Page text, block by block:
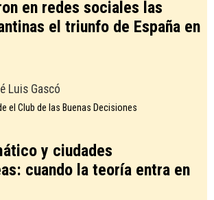
en redes sociales las
el triunfo de España en
Luis Gascó
el Club de las Buenas Decisiones
y ciudades
cuando la teoría entra en